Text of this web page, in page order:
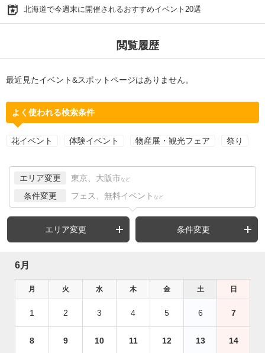
北海道で今週末に開催されるおすすめイベント20選
閲覧履歴
最近見たイベント&スポットページはありません。
よく使われる検索条件
花イベント 体験イベント 物産展・観光フェア 祭り
エリア変更 東京、大阪市 など
条件変更 フェス、無料イベント など
エリア変更 条件変更
6月
月 火 水 木 金 土 日
1 2 3 4 5 6 7
8 9 10 11 12 13 14